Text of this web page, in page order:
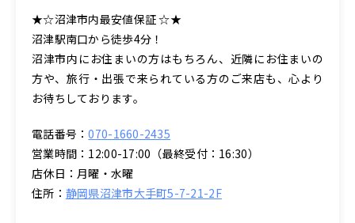
★☆沼津市内最安値保証 ☆★
沼津駅南口から徒歩4分！
沼津市内にお住まいの方はもちろん、近隣にお住まいの
方や、旅行・出張で来られている方のご来店も、心より
お待ちしております。
電話番号：070-1660-2435
営業時間：12:00-17:00（最終受付：16:30）
店休日：月曜・水曜
住所： 静岡県沼津市大手町5-7-21-2F